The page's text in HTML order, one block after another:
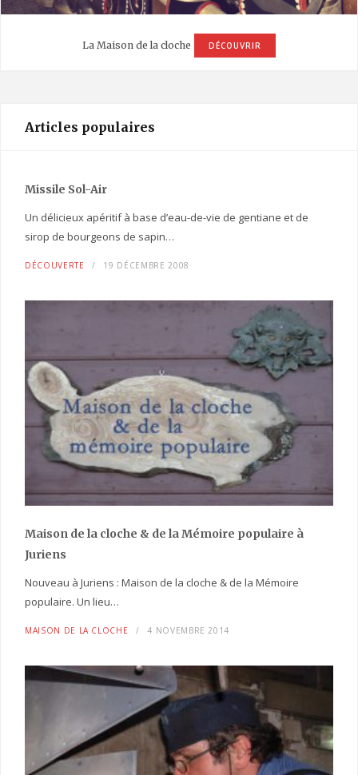
La Maison de la cloche DÉCOUVRIR
Articles populaires
Missile Sol-Air
Un délicieux apéritif à base d’eau-de-vie de gentiane et de
sirop de bourgeons de sapin…
DÉCOUVERTE 19 DÉCEMBRE 2008
Maison de la cloche & de la Mémoire populaire à
Juriens
Nouveau à Juriens : Maison de la cloche & de la Mémoire
populaire. Un lieu…
MAISON DE LA CLOCHE 4 NOVEMBRE 2014